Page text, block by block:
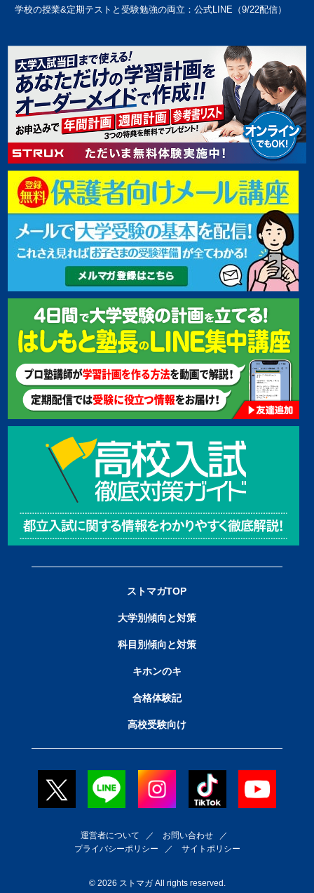
学校の授業&定期テストと受験勉強の両立：公式LINE（9/22配信）
ストマガTOP
大学別傾向と対策
科目別傾向と対策
キホンのキ
合格体験記
高校受験向け
運営者について ／ お問い合わせ／
プライバシーポリシー ／ サイトポリシー
© 2026 ストマガ All rights reserved.